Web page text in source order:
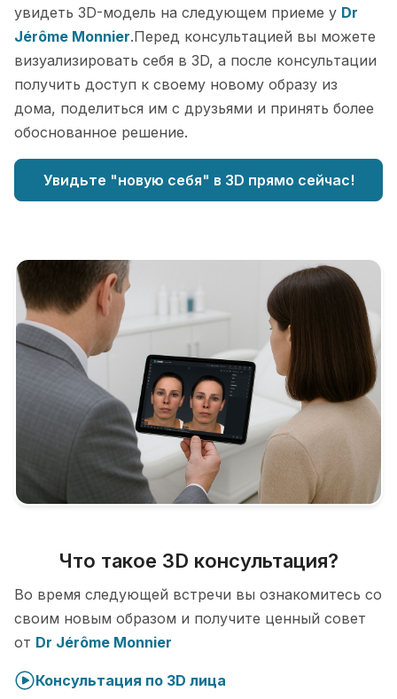
увидеть 3D-модель на следующем приеме у Dr
Jérôme Monnier.Перед консультацией вы можете
визуализировать себя в 3D, а после консультации
получить доступ к своему новому образу из
дома, поделиться им с друзьями и принять более
обоснованное решение.
Увидьте "новую себя" в 3D прямо сейчас!
Что такое 3D консультация?
Во время следующей встречи вы ознакомитесь со
своим новым образом и получите ценный совет
от Dr Jérôme Monnier
Консультация по 3D лица